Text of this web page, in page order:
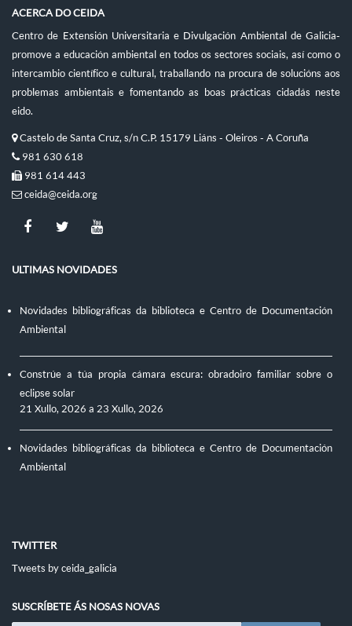
ACERCA DO CEIDA
Centro de Extensión Universitaria e Divulgación Ambiental de Galicia-
promove a educación ambiental en todos os sectores sociais, así como o
intercambio científico e cultural, traballando na procura de solucións aos
problemas ambientais e fomentando as boas prácticas cidadás neste
eido.
Castelo de Santa Cruz, s/n C.P. 15179 Liáns - Oleiros - A Coruña
981 630 618
981 614 443
ceida@ceida.org
ULTIMAS NOVIDADES
Novidades bibliográficas da biblioteca e Centro de Documentación
Ambiental
Constrúe a túa propia cámara escura: obradoiro familiar sobre o
eclipse solar
21 Xullo, 2026 a 23 Xullo, 2026
Novidades bibliográficas da biblioteca e Centro de Documentación
Ambiental
TWITTER
Tweets by ceida_galicia
SUSCRÍBETE ÁS NOSAS NOVAS